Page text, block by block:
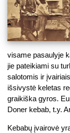
visame pasaulyje
jie pateikiami su
salotomis ir
išsivystė keletas
graikiška gyros.
Doner kebab, t.y.
Kebabų įvairovė